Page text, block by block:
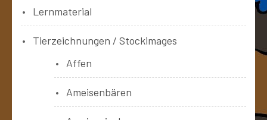
Lernmaterial
Tierzeichnungen / Stockimages
Affen
Ameisenbären